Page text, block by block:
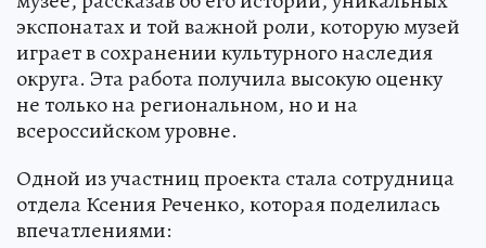
экспонатах и той важной роли, которую музей
играет в сохранении культурного наследия
округа. Эта работа получила высокую оценку
не только на региональном, но и на
всероссийском уровне.
Одной из участниц проекта стала сотрудница
отдела Ксения Реченко, которая поделилась
впечатлениями: